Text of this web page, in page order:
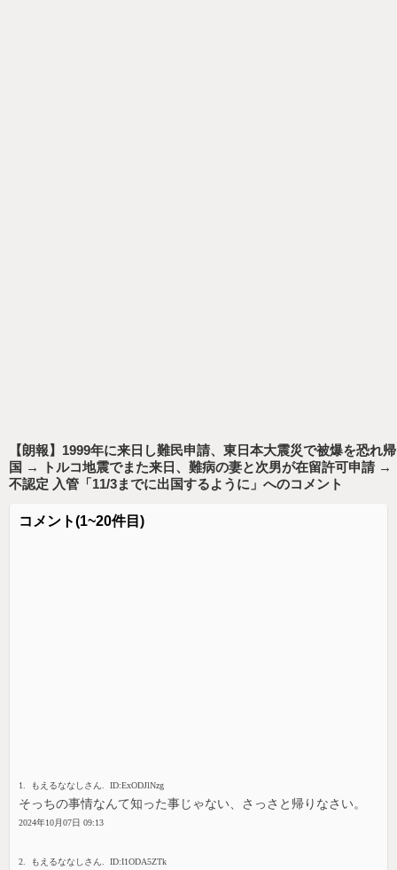
【朗報】1999年に来日し難民申請、東日本大震災で被爆を恐れ帰
国 → トルコ地震でまた来日、難病の妻と次男が在留許可申請 →
不認定 入管「11/3までに出国するように」 へのコメント
コメント(1~20件目)
1. もえるななしさん. ID:ExODJlNzg
そっちの事情なんて知った事じゃない、さっさと帰りなさい。
2024年10月07日 09:13
2. もえるななしさん. ID:I1ODA5ZTk